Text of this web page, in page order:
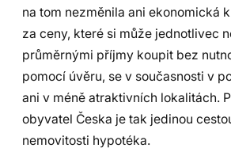
na tom nezměnila ani ekonomická
za ceny, které si může jednotlivec
průměrnými příjmy koupit bez
pomocí úvěru, se v současnosti v
ani v méně atraktivních lokalitách.
obyvatel Česka je tak jedinou
nemovitosti hypotéka.